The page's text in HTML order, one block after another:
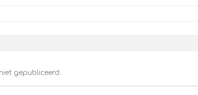
gepubliceerd.